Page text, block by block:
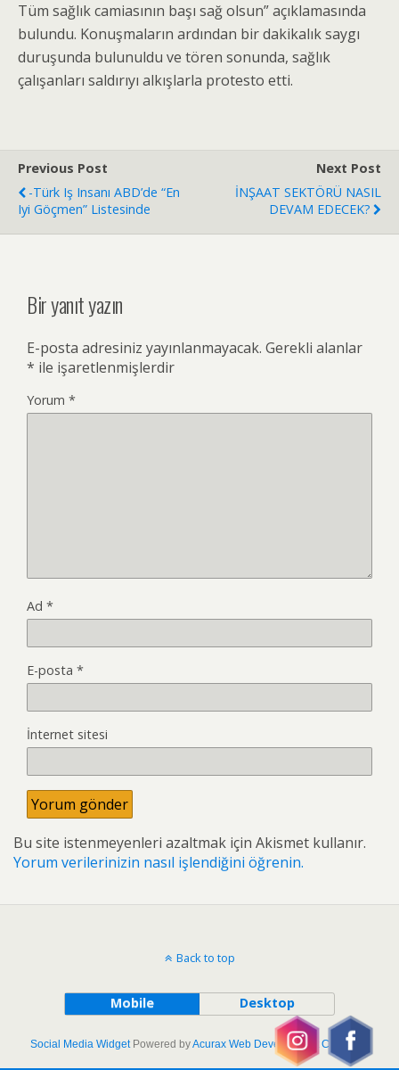
Tüm sağlık camiasının başı sağ olsun” açıklamasında
bulundu. Konuşmaların ardından bir dakikalık saygı
duruşunda bulunuldu ve tören sonunda, sağlık
çalışanları saldırıyı alkışlarla protesto etti.
Previous Post
-Türk Iş Insanı ABD’de “en
Iyi Göçmen” Listesinde
Next Post
İNŞAAT SEKTÖRÜ NASIL
DEVAM EDECEK?
Bir yanıt yazın
E-posta adresiniz yayınlanmayacak. Gerekli alanlar
* ile işaretlenmişlerdir
Yorum *
Ad *
E-posta *
İnternet sitesi
Bu site istenmeyenleri azaltmak için Akismet kullanır.
Yorum verilerinizin nasıl işlendiğini öğrenin.
Back to top
Mobile Desktop
Social Media WidgetPowered byAcurax Web Development Company